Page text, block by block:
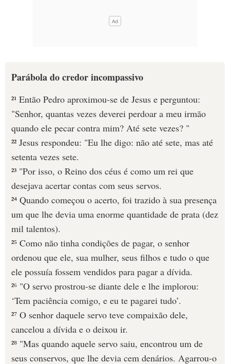
PERGUNTE À BÍBLIA IA
TERMO BÍBLICO JOGOS
QUEM SOMOS
LOJA BÍBLIAON
Parábola do credor incompassivo
²¹ Então Pedro aproximou-se de Jesus e perguntou:
"Senhor, quantas vezes deverei perdoar a meu irmão
quando ele pecar contra mim? Até sete vezes? "
²² Jesus respondeu: "Eu lhe digo: não até sete, mas até
setenta vezes sete.
²³ "Por isso, o Reino dos céus é como um rei que
desejava acertar contas com seus servos.
²⁴ Quando começou o acerto, foi trazido à sua presença
um que lhe devia uma enorme quantidade de prata (dez
mil talentos).
²⁵ Como não tinha condições de pagar, o senhor
ordenou que ele, sua mulher, seus filhos e tudo o que
ele possuía fossem vendidos para pagar a dívida.
²⁶ "O servo prostrou-se diante dele e lhe implorou:
‘Tem paciência comigo, e eu te pagarei tudo’.
²⁷ O senhor daquele servo teve compaixão dele,
cancelou a dívida e o deixou ir.
²⁸ "Mas quando aquele servo saiu, encontrou um de
seus conservos, que lhe devia cem denários. Agarrou-o